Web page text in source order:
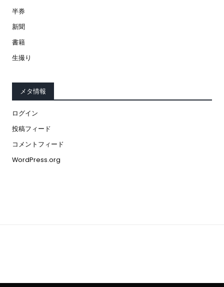
半券
新聞
書籍
生撮り
メタ情報
ログイン
投稿フィード
コメントフィード
WordPress.org